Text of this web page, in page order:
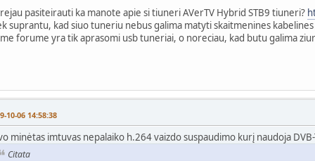
pasiteirauti ka manote apie si tiuneri AVerTV Hybrid STB9 tiuneri?
suprantu, kad siuo tuneriu nebus galima matyti skaitmenines
forume yra tik aprasomi usb tuneriai, o noreciau, kad butu galima
10-06 14:58:38
minėtas imtuvas nepalaiko h.264 vaizdo suspaudimo kurį naudoja
Citata